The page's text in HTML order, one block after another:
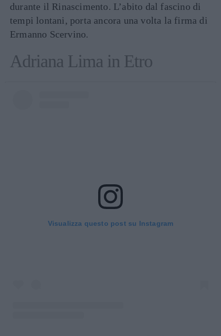
durante il Rinascimento. L’abito dal fascino di
tempi lontani, porta ancora una volta la firma di
Ermanno Scervino.
Adriana Lima in Etro
Visualizza questo post su Instagram